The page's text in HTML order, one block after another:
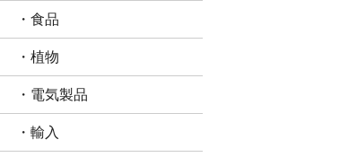
・食品
・植物
・電気製品
・輸入